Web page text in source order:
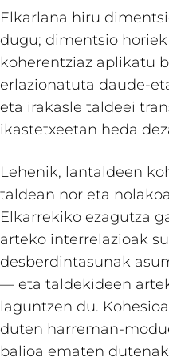
Elkarlana hiru
dugu; dimentsio
koherentziaz aplikatu
erlazionatuta daude-
eta irakasle taldeei
ikastetxeetan heda
Lehenik, lantaldeen
taldean nor eta
Elkarrekiko ezagutza
arteko interrelazioak
desberdintasunak
— eta taldekideen
laguntzen du.
duten harreman-
balioa ematen